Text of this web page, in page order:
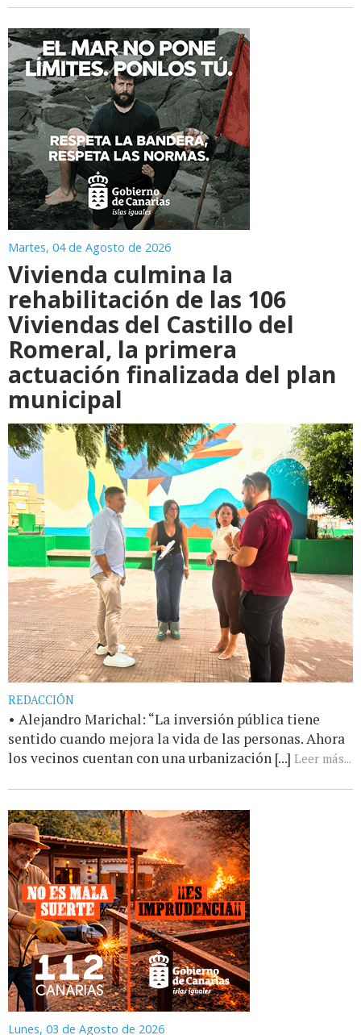
Martes, 04 de Agosto de 2026
Vivienda culmina la
rehabilitación de las 106
Viviendas del Castillo del
Romeral, la primera
actuación finalizada del plan
municipal
REDACCIÓN
• Alejandro Marichal: “La inversión pública tiene
sentido cuando mejora la vida de las personas. Ahora
los vecinos cuentan con una urbanización [...] Leer más...
Lunes, 03 de Agosto de 2026